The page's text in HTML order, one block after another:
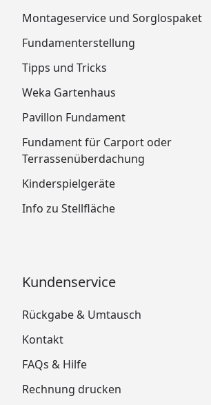
Montageservice und Sorglospaket
Fundamenterstellung
Tipps und Tricks
Weka Gartenhaus
Pavillon Fundament
Fundament für Carport oder
Terrassenüberdachung
Kinderspielgeräte
Info zu Stellfläche
Kundenservice
Rückgabe & Umtausch
Kontakt
FAQs & Hilfe
Rechnung drucken